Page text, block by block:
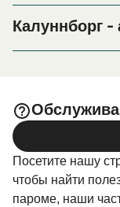
или его
или если вы
Калуннборг -
Посетите нашу
чтобы найти
пароме, наши